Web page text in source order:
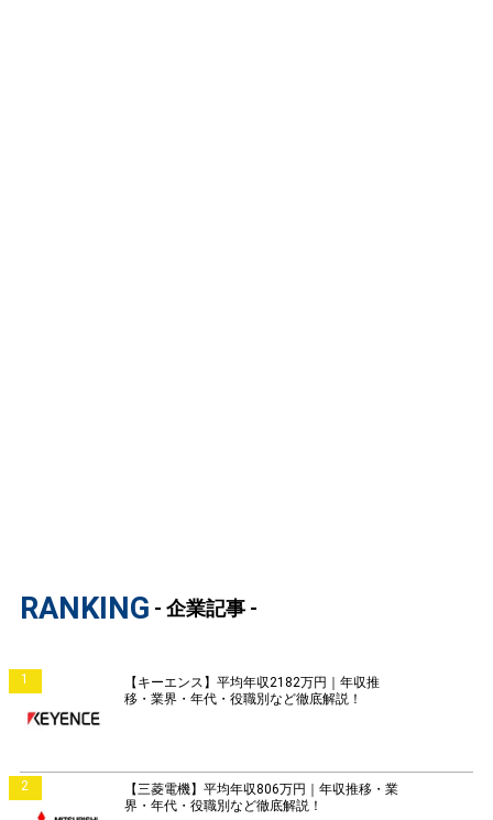
RANKING - 企業記事 -
1
【キーエンス】平均年収2182万円｜年収推
移・業界・年代・役職別など徹底解説！
2
【三菱電機】平均年収806万円｜年収推移・業
界・年代・役職別など徹底解説！